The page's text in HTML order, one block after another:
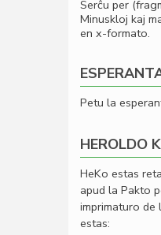
Serĉu per
Minuskloj kaj
en x-formato.
Petu la
HEROLDO
HeKo estas
apud la Pakto
imprimaturo de
estas: